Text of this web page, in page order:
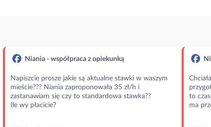
Niania - współpraca z opiekunką
Napiszcie prosze jakie są aktualne stawki w waszym
mieście??? Niania zaproponowała 35 zł/h i
zastanawiam się czy to standardowa stawka??
Ile wy płacicie?
to
ma